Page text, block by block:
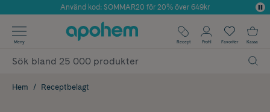
Årets Butik 2025 inom Skönhet
Använd kod: SOMMAR20 för 20% över 649kr
✓ Fri frakt
✓ Poäng på alla köp*
Meny Recept Profil Favoriter Kassa
Hem Receptbelagt